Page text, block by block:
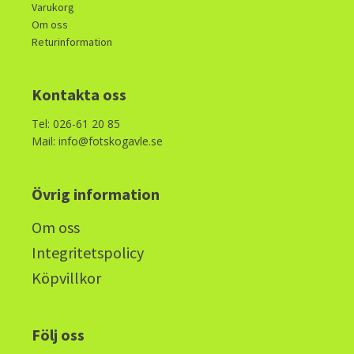
Varukorg
Om oss
Returinformation
Kontakta oss
Tel: 026-61 20 85
Mail: info@fotskogavle.se
Övrig information
Om oss
Integritetspolicy
Köpvillkor
Följ oss